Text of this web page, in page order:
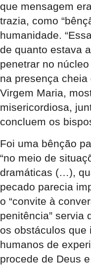
que mensagem
trazia, como
humanidade.
de quanto estava
penetrar no
na presença
Virgem Maria,
misericordiosa,
concluem os
Foi uma bênção
“no meio de
dramáticas (…),
pecado parecia
o “convite à
penitência” servia
os obstáculos que
humanos de
procede de Deus